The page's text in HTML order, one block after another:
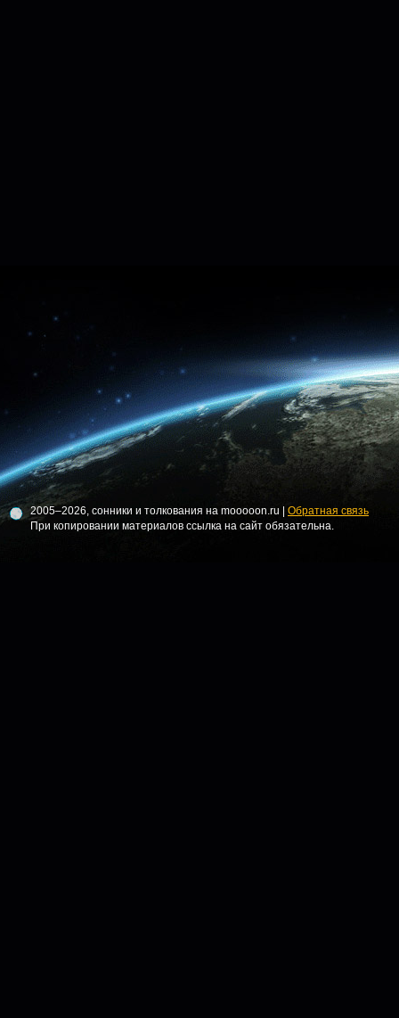
2005–2026, сонники и толкования на mooooon.ru | Обратная связь
При копировании материалов ссылка на сайт обязательна.